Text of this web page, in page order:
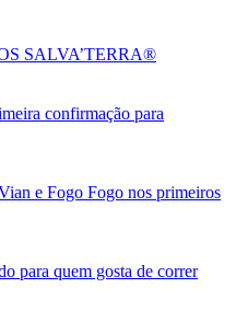
SALVA’TERRA®
confirmação para
e Fogo Fogo nos primeiros
para quem gosta de correr